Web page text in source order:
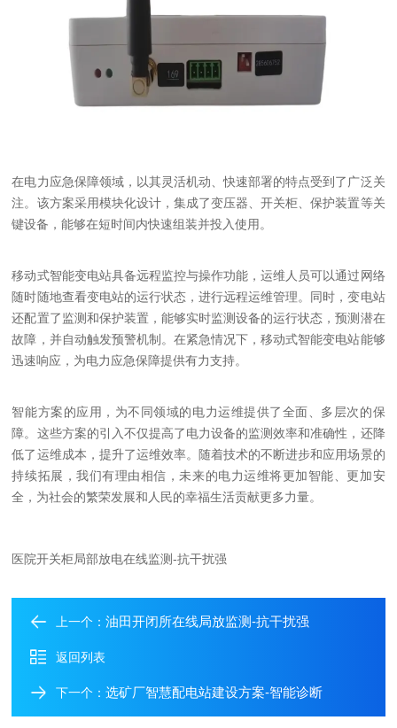
在电力应急保障领域，以其灵活机动、快速部署的特点受到了广泛关
注。该方案采用模块化设计，集成了变压器、开关柜、保护装置等关
键设备，能够在短时间内快速组装并投入使用。
移动式智能变电站具备远程监控与操作功能，运维人员可以通过网络
随时随地查看变电站的运行状态，进行远程运维管理。同时，变电站
还配置了监测和保护装置，能够实时监测设备的运行状态，预测潜在
故障，并自动触发预警机制。在紧急情况下，移动式智能变电站能够
迅速响应，为电力应急保障提供有力支持。
智能方案的应用，为不同领域的电力运维提供了全面、多层次的保
障。这些方案的引入不仅提高了电力设备的监测效率和准确性，还降
低了运维成本，提升了运维效率。随着技术的不断进步和应用场景的
持续拓展，我们有理由相信，未来的电力运维将更加智能、更加安
全，为社会的繁荣发展和人民的幸福生活贡献更多力量。
医院开关柜局部放电在线监测-抗干扰强
上一个：油田开闭所在线局放监测-抗干扰强
返回列表
下一个：选矿厂智慧配电站建设方案-智能诊断